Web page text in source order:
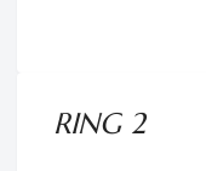
RING 2